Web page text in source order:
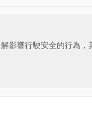
影響行駛安全的行為，
風險。